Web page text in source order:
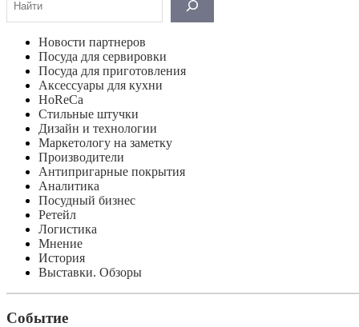
Новости партнеров
Посуда для сервировки
Посуда для приготовления
Аксессуары для кухни
HoReCa
Стильные штучки
Дизайн и технологии
Маркетологу на заметку
Производители
Антипригарные покрытия
Аналитика
Посудный бизнес
Ретейл
Логистика
Мнение
История
Выставки. Обзоры
Событие